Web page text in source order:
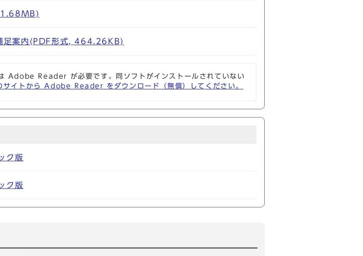
1.68MB)
足案内(PDF形式, 464.26KB)
Adobe Reader が必要です。同ソフトがインストールされていない
イトから Adobe Reader をダウンロード（無償）してください。
ク版
ク版